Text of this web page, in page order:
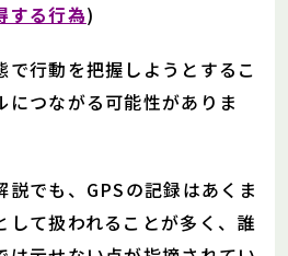
する行為)
で行動を把握しようとするこ
につながる可能性がありま
説でも、GPSの記録はあくま
して扱われることが多く、誰